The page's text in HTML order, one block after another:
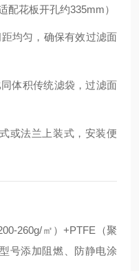
配花板开孔约335mm）
距均匀，确保有效过滤面
同体积传统滤袋，过滤面
或法兰上装式，安装便
260g/㎡）+PTFE（聚
号添加阻燃、防静电涂